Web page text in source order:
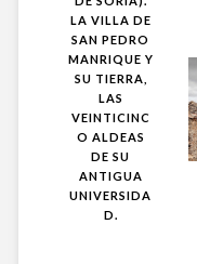
LA VILLA DE
SAN PEDRO
MANRIQUE Y
SU TIERRA,
LAS
VEINTICINC
O ALDEAS
DE SU
ANTIGUA
UNIVERSIDA
D.